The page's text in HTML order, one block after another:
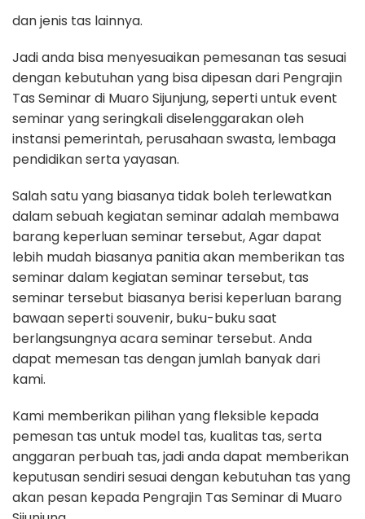
dan jenis tas lainnya.
Jadi anda bisa menyesuaikan pemesanan tas sesuai
dengan kebutuhan yang bisa dipesan dari Pengrajin
Tas Seminar di Muaro Sijunjung, seperti untuk event
seminar yang seringkali diselenggarakan oleh
instansi pemerintah, perusahaan swasta, lembaga
pendidikan serta yayasan.
Salah satu yang biasanya tidak boleh terlewatkan
dalam sebuah kegiatan seminar adalah membawa
barang keperluan seminar tersebut, Agar dapat
lebih mudah biasanya panitia akan memberikan tas
seminar dalam kegiatan seminar tersebut, tas
seminar tersebut biasanya berisi keperluan barang
bawaan seperti souvenir, buku-buku saat
berlangsungnya acara seminar tersebut. Anda
dapat memesan tas dengan jumlah banyak dari
kami.
Kami memberikan pilihan yang fleksible kepada
pemesan tas untuk model tas, kualitas tas, serta
anggaran perbuah tas, jadi anda dapat memberikan
keputusan sendiri sesuai dengan kebutuhan tas yang
akan pesan kepada Pengrajin Tas Seminar di Muaro